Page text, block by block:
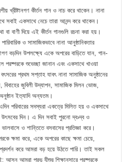
খ্রীষ্টানগণ কীর্তন গান ও নাচ করে থাকেন। নানা
সবাই একসাথে নেচে তারা আনন্দ করে থাকেন।
বা বাণী দিয়ে এই কীর্তন গানগুলি রচনা করা হয়।
ও সামাজিকভাবে নানা আনুষ্ঠানিকতার
বড়দিন উপলক্ষ্যে একে অপরের বাড়িতে যান, গান-
পরষ্পরকে শুভেচ্ছা জানান এবং একসাথে খাওয়া
প্রথম সপ্তাহ যাবৎ নানা সামাজিক অনুষ্ঠানের
জুবিলী উদ্যাপন, সামাজিক মিলন ভোজ,
অনুষ্ঠান ইত্যাদি অন্যতম।
পরিবারের সদস্যরা একত্রে মিলিত হয় ও একসাথে
দিন। এ দিন সবাই পুরনো দ্ব›দ্ব ও
ও শান্তিতে বসবাসের প্রতিজ্ঞা করে।
ক্ষমা করে, একে অপরের কাছে ক্ষমা চেয়ে,
করে আমরা বড় হয়ে উঠতে পারি। তাই সকল
আসুন আমরা প্রভু যীশুর শিক্ষানুসারে পরষ্পরকে